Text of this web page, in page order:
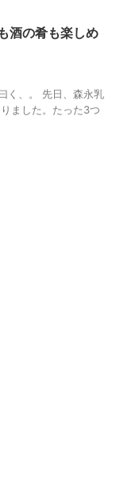
酒の肴も楽しめ
く、。 先日、森永乳
ました。たった3つ